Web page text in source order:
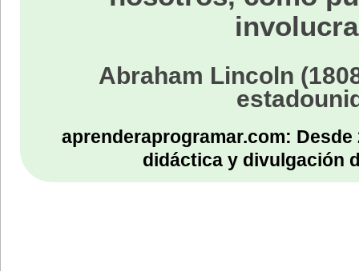
Abraham Lincoln
aprenderaprogramar.com:
didáctica y divulgación